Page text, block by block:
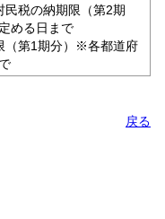
民税の納期限（第2期
める日まで
（第1期分）※各都道府
戻る